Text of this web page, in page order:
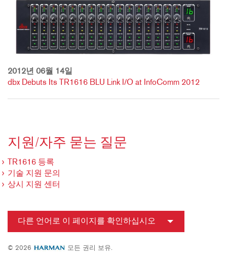
2012년 06월 14일
dbx Debuts Its TR1616 BLU Link I/O at InfoComm 2012
지원/자주 묻는 질문
TR1616 등록
기술 지원 문의
상시 지원 센터
다른 언어로 이 페이지를 확인하십시오
© 2026 모든 권리 보유.